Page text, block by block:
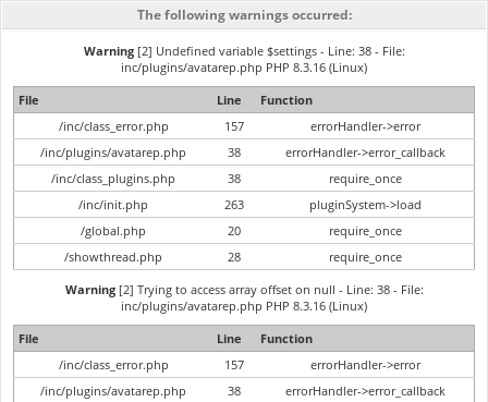
The following warnings occurred:
Warning[2] Undefined variable $settings - Line: 38 - File:
inc/plugins/avatarep.php PHP 8.3.16 (Linux)
File
Line
Function
/inc/class_error.php
157
errorHandler->error
/inc/plugins/avatarep.php
38
errorHandler->error_callback
/inc/class_plugins.php
38
require_once
/inc/init.php
263
pluginSystem->load
/global.php
20
require_once
/showthread.php
28
require_once
Warning[2] Trying to access array offset on null - Line: 38 - File:
inc/plugins/avatarep.php PHP 8.3.16 (Linux)
File
Line
Function
/inc/class_error.php
157
errorHandler->error
/inc/plugins/avatarep.php
38
errorHandler->error_callback